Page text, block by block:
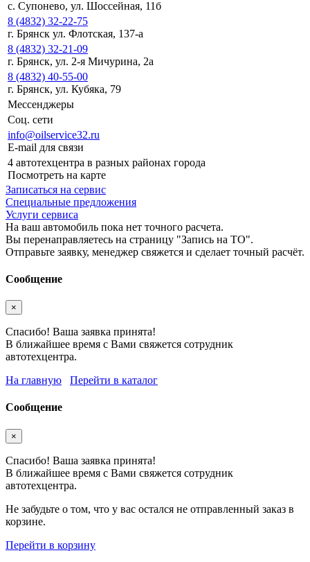
с. Супонево, ул. Шоссейная, 11б
8 (4832) 32-22-75
г. Брянск ул. Флотская, 137-а
8 (4832) 32-21-09
г. Брянск, ул. 2-я Мичурина, 2а
8 (4832) 40-55-00
г. Брянск, ул. Кубяка, 79
Мессенджеры
Соц. сети
info@oilservice32.ru
E-mail для связи
4 автотехцентра в разных районах города
Посмотреть на карте
Записаться на сервис
Специальные предложения
Услуги сервиса
На ваш автомобиль пока нет точного расчета.
Вы перенаправляетесь на страницу "Запись на ТО".
Отправьте заявку, менеджер свяжется и сделает точный расчёт.
Сообщение
×
Спасибо! Ваша заявка принята!
В ближайшее время с Вами свяжется сотрудник
автотехцентра.
На главную
Перейти в каталог
Сообщение
×
Спасибо! Ваша заявка принята!
В ближайшее время с Вами свяжется сотрудник
автотехцентра.
Не забудьте о том, что у вас остался не отправленный заказ в
корзине.
Перейти в корзину